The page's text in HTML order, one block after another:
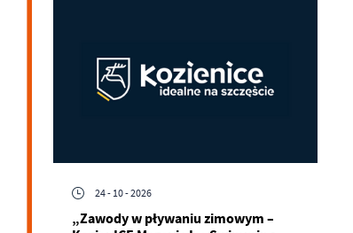
24 - 10 - 2026
„Zawody w pływaniu zimowym –